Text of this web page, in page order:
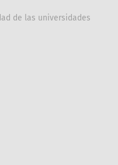
de las universidades